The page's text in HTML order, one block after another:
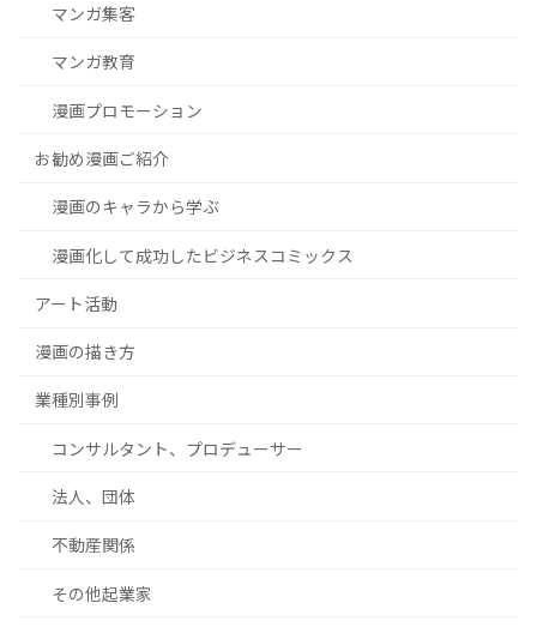
マンガ集客
マンガ教育
漫画プロモーション
お勧め漫画ご紹介
漫画のキャラから学ぶ
漫画化して成功したビジネスコミックス
アート活動
漫画の描き方
業種別事例
コンサルタント、プロデューサー
法人、団体
不動産関係
その他起業家